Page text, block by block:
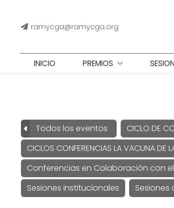
ramycga@ramycga.org
INICIO PREMIOS
Todos los eventos
CICLO DE
CICLOS CONFERENCIAS LA VACUNA DE
Conferencias en Colaboración con
Sesiones institucionales
Sesiones